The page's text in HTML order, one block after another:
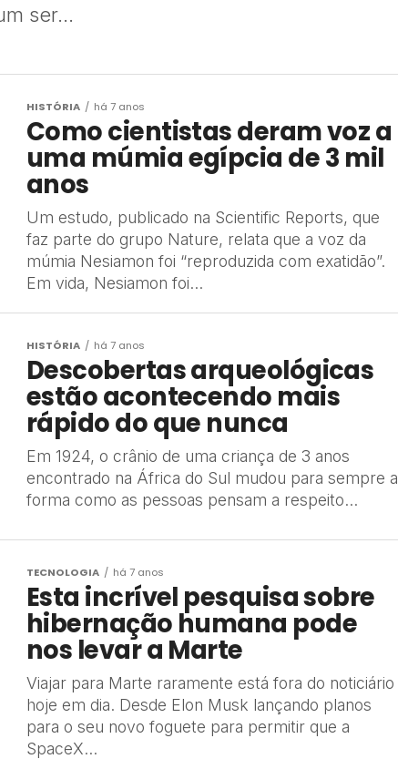
ser...
HISTÓRIA há 7 anos
Como cientistas deram voz a
uma múmia egípcia de 3 mil
anos
Um estudo, publicado na Scientific Reports, que
faz parte do grupo Nature, relata que a voz da
múmia Nesiamon foi “reproduzida com exatidão”.
Em vida, Nesiamon foi...
HISTÓRIA há 7 anos
Descobertas arqueológicas
estão acontecendo mais
rápido do que nunca
Em 1924, o crânio de uma criança de 3 anos
encontrado na África do Sul mudou para sempre a
forma como as pessoas pensam a respeito...
TECNOLOGIA há 7 anos
Esta incrível pesquisa sobre
hibernação humana pode
nos levar a Marte
Viajar para Marte raramente está fora do noticiário
hoje em dia. Desde Elon Musk lançando planos
para o seu novo foguete para permitir que a
SpaceX...